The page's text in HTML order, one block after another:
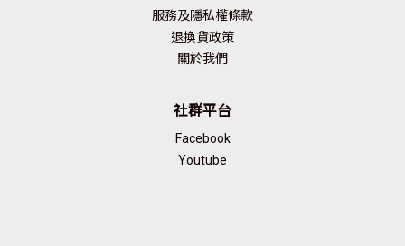
服務及隱私權條款
退換貨政策
關於我們
社群平台
Facebook
Youtube